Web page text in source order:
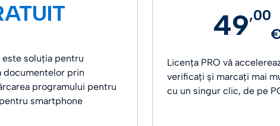
soluția pentru
documentelor prin
programului pentru
smartphone
49,00
Licența PRO vă
verificați și marcați mai
cu un singur clic, de pe